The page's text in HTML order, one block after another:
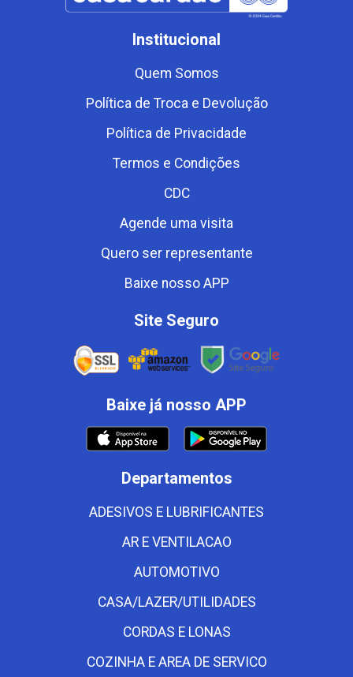
Institucional
Quem Somos
Política de Troca e Devolução
Política de Privacidade
Termos e Condições
CDC
Agende uma visita
Quero ser representante
Baixe nosso APP
Site Seguro
Baixe já nosso APP
Departamentos
ADESIVOS E LUBRIFICANTES
AR E VENTILACAO
AUTOMOTIVO
CASA/LAZER/UTILIDADES
CORDAS E LONAS
COZINHA E AREA DE SERVICO